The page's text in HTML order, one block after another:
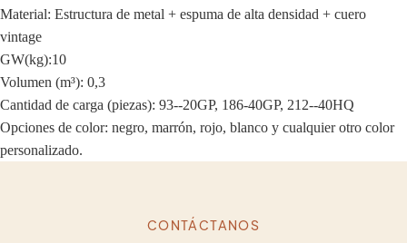
Material: Estructura de metal + espuma de alta densidad + cuero
vintage
GW(kg):10
Volumen (m³): 0,3
Cantidad de carga (piezas): 93--20GP, 186-40GP, 212--40HQ
Opciones de color: negro, marrón, rojo, blanco y cualquier otro color
personalizado.
CONTÁCTANOS